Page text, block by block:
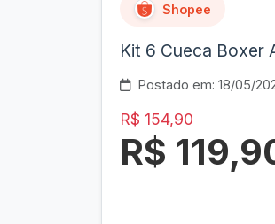
Shopee
Kit 6 Cueca Boxer
Postado em: 18/05/
R$ 154,90
R$